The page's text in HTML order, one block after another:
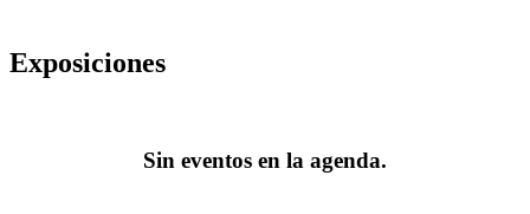
Exposiciones
Sin eventos en la agenda.